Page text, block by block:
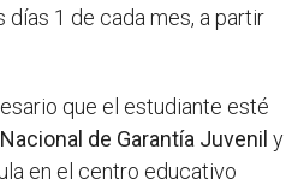
días 1 de cada mes, a partir
que el estudiante esté
de Garantía Juvenil y
en el centro educativo